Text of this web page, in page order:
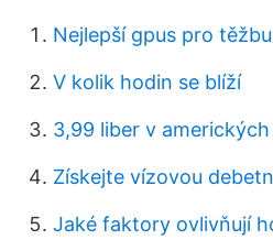
Nejlepší gpus pro
V kolik hodin se blíží
3,99 liber v
Získejte vízovou
Jaké faktory ovlivňují